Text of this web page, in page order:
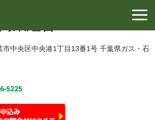
中央区中央港1丁目13番1号 千葉県ガス・石